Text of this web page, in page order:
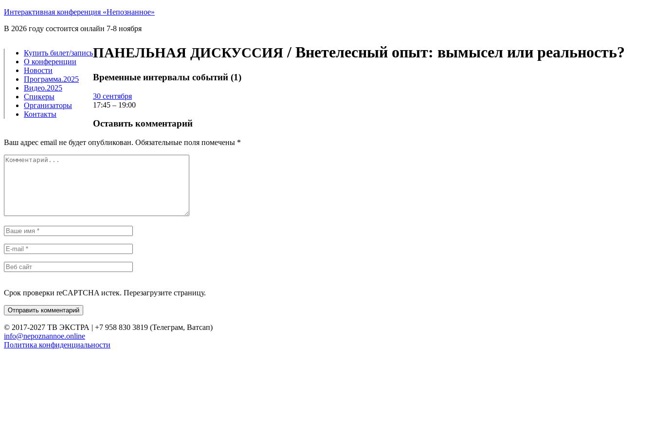
Интерактивная конференция «Непознанное»
В 2026 году состоится онлайн 7-8 ноября
Купить билет/​запись
О конференции
Новости
Программа.2025
Видео.2025
Спикеры
Организаторы
Контакты
ПАНЕЛЬНАЯ ДИСКУССИЯ / Внетелесный опыт: вымысел или реальность?
Временные интервалы событий (1)
30 сен­тяб­ря
17:45 – 19:00
Оставить комментарий
Ваш адрес email не будет опубликован. Обязательные поля помечены *
Срок проверки reCAPTCHA истек. Перезагрузите страницу.
© 2017-2027 ТВ ЭКСТРА | +7 958 830 3819 (Телеграм, Ватсап)
info@nepoznannoe.online
Политика конфиденциальности